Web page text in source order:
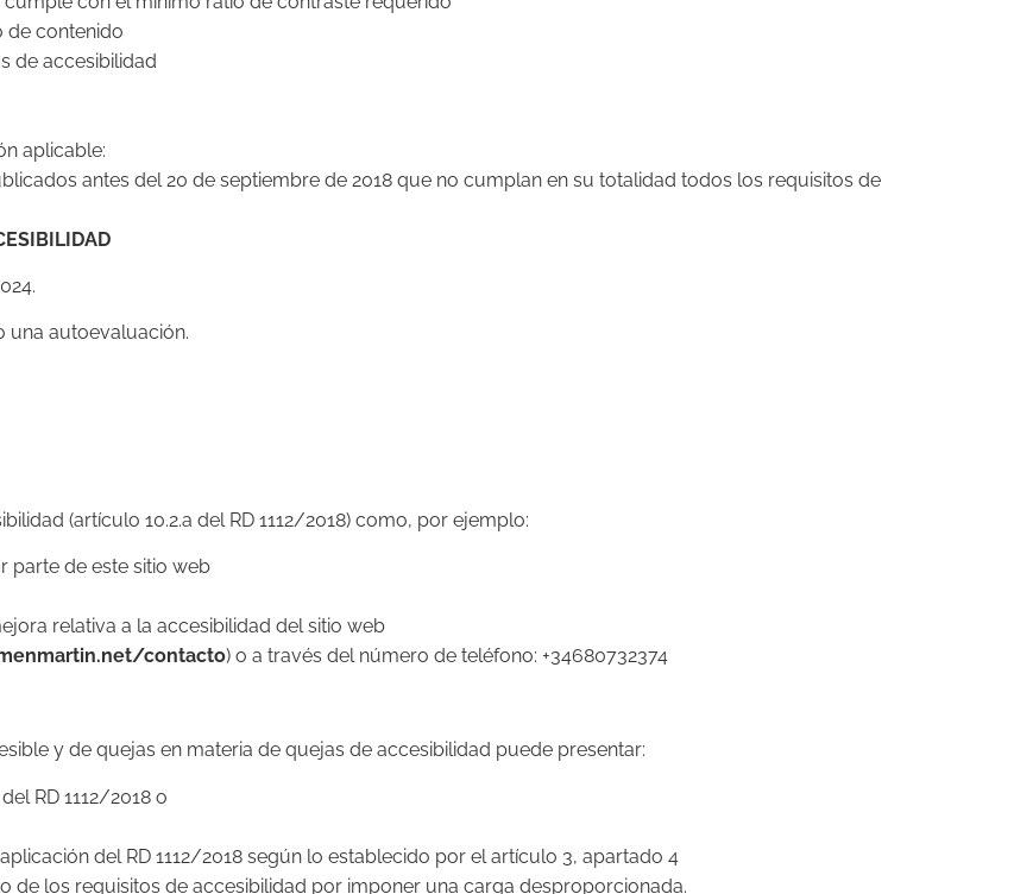
de contenido
de accesibilidad
aplicable:
antes del 20 de septiembre de 2018 que no cumplan en su totalidad todos los requisitos de
una autoevaluación.
(artículo 10.2.a del RD 1112/2018) como, por ejemplo:
parte de este sitio web
relativa a la accesibilidad del sitio web
contacto) o a través del número de teléfono: +34680732374
y de quejas en materia de quejas de accesibilidad puede presentar:
RD 1112/2018 o
del RD 1112/2018 según lo establecido por el artículo 3, apartado 4
de los requisitos de accesibilidad por imponer una carga desproporcionada.